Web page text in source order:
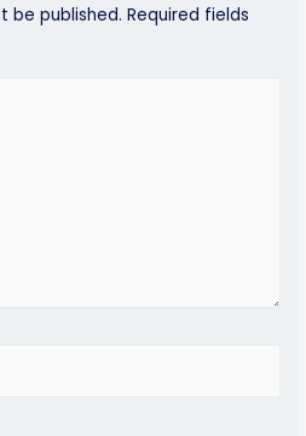
be published. Required fields